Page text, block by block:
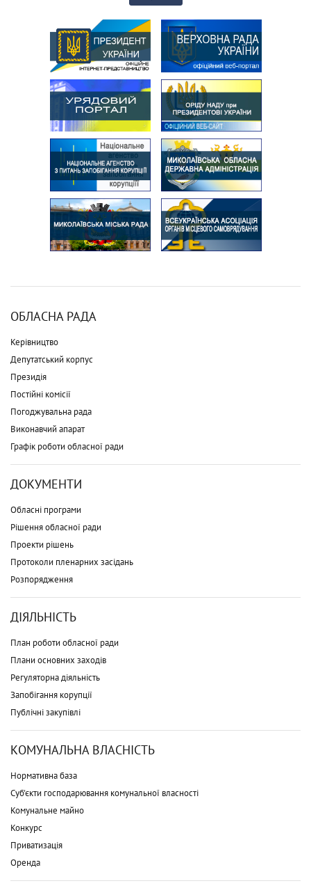
ОБЛАСНА РАДА
Керівництво
Депутатський корпус
Президія
Постійні комісії
Погоджувальна рада
Виконавчий апарат
Графік роботи обласної ради
ДОКУМЕНТИ
Обласні програми
Рішення обласної ради
Проекти рішень
Протоколи пленарних засідань
Розпорядження
ДІЯЛЬНІСТЬ
План роботи обласної ради
Плани основних заходів
Регуляторна діяльність
Запобігання корупції
Публічні закупівлі
КОМУНАЛЬНА ВЛАСНІСТЬ
Нормативна база
Суб'єкти господарювання комунальної власності
Комунальне майно
Конкурс
Приватизація
Оренда